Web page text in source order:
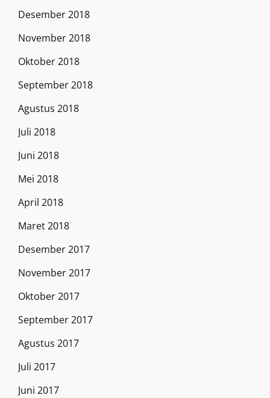
Desember 2018
November 2018
Oktober 2018
September 2018
Agustus 2018
Juli 2018
Juni 2018
Mei 2018
April 2018
Maret 2018
Desember 2017
November 2017
Oktober 2017
September 2017
Agustus 2017
Juli 2017
Juni 2017